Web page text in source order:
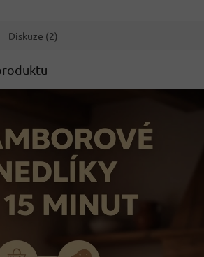
Diskuze (2)